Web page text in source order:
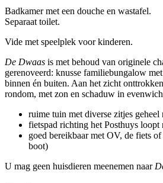
Badkamer met een douche en wastafel.
Separaat toilet.
Vide met speelplek voor kinderen.
De Dwaas is met behoud van originele
gerenoveerd: knusse familiebungalow
binnen én buiten. Aan het zicht
rondom, met zon en schaduw in
ruime tuin met diverse zitjes geheel
fietspad richting het Posthuys loopt
goed bereikbaar met OV, de fiets
boot)
U mag geen huisdieren meenemen naar